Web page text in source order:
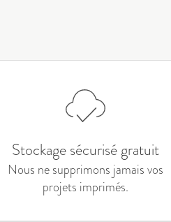
Stockage sécurisé gratuit
Nous ne supprimons jamais vos
projets imprimés.